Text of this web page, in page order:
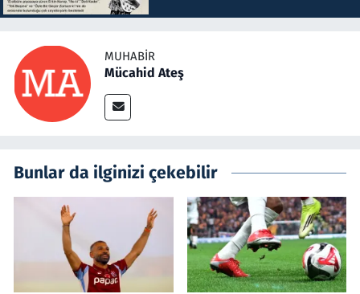
MUHABIR
Mücahid Ateş
Bunlar da ilginizi çekebilir